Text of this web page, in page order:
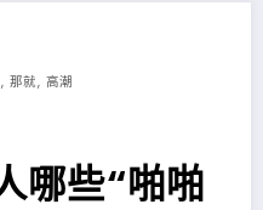
, 那就, 高潮
哪些“啪啪